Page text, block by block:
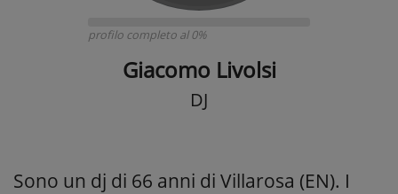
profilo completo al 0%
Giacomo Livolsi
DJ
Sono un dj di 66 anni di Villarosa (EN). I